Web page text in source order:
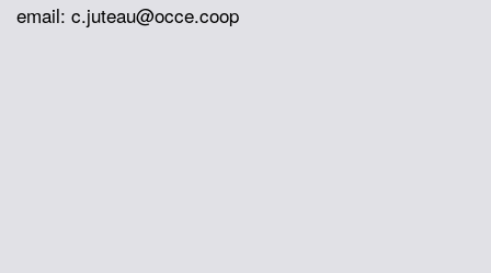
email: c.juteau@occe.coop